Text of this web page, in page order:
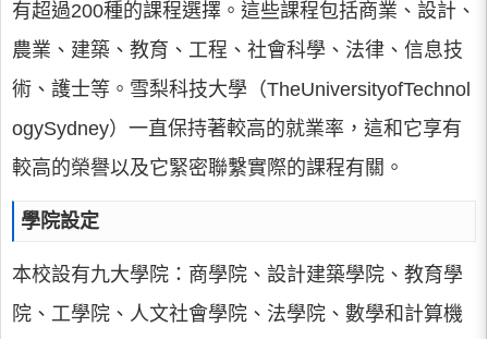
有超過200種的課程選擇。這些課程包括商業、設計、
農業、建築、教育、工程、社會科學、法律、信息技
術、護士等。雪梨科技大學（TheUniversityofTechnol
ogySydney）一直保持著較高的就業率，這和它享有
較高的榮譽以及它緊密聯繫實際的課程有關。
學院設定
本校設有九大學院：商學院、設計建築學院、教育學
院、工學院、人文社會學院、法學院、數學和計算機